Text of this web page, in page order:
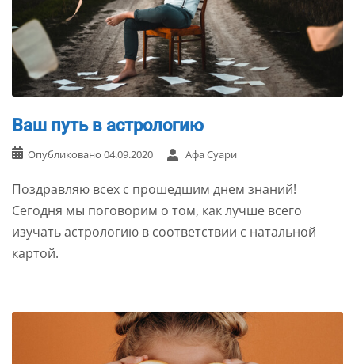
Ваш путь в астрологию
Опубликовано 04.09.2020 Афа Суари
Поздравляю всех с прошедшим днем знаний!
Сегодня мы поговорим о том, как лучше всего
изучать астрологию в соответствии с натальной
картой.